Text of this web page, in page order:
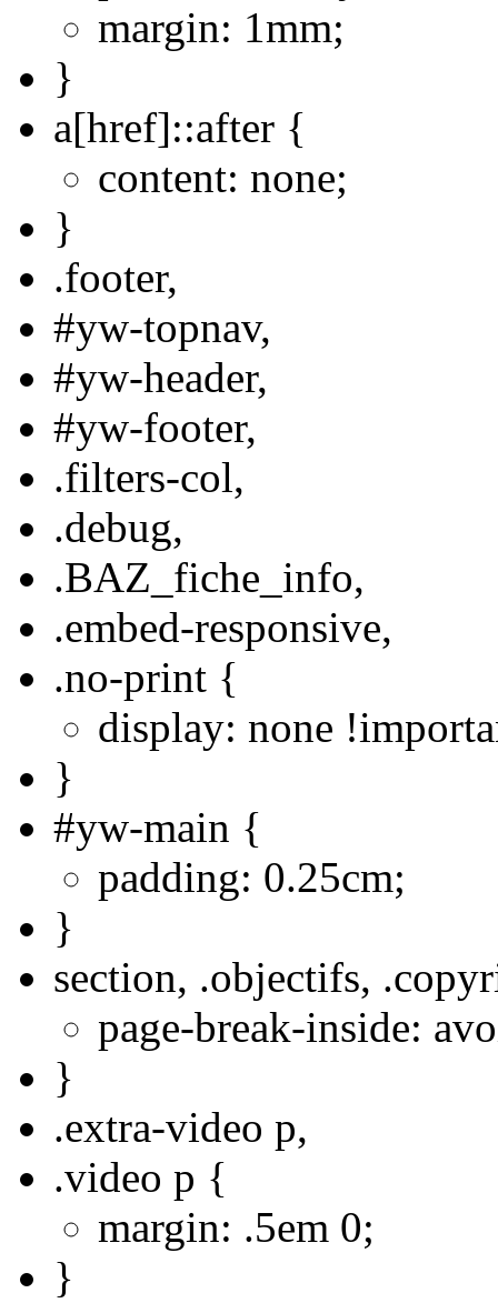
margin: 1mm;
}
a[href]::after {
content: none;
}
.footer,
#yw-topnav,
#yw-header,
#yw-footer,
.filters-col,
.debug,
.BAZ_fiche_info,
.embed-responsive,
.no-print {
display: none
}
#yw-main {
padding: 0.25cm;
}
section, .objectifs,
page-break-inside:
}
.extra-video p,
.video p {
margin: .5em 0;
}